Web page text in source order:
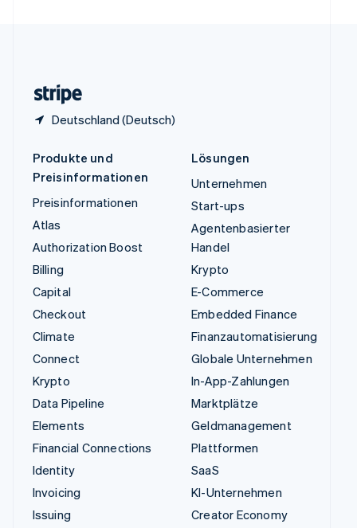
Deutschland (Deutsch)
Produkte und
Preisinformationen
Preisinformationen
Atlas
Authorization Boost
Billing
Capital
Checkout
Climate
Connect
Krypto
Data Pipeline
Elements
Financial Connections
Identity
Invoicing
Issuing
Lösungen
Unternehmen
Start-ups
Agentenbasierter
Handel
Krypto
E-Commerce
Embedded Finance
Finanzautomatisierung
Globale Unternehmen
In-App-Zahlungen
Marktplätze
Geldmanagement
Plattformen
SaaS
KI-Unternehmen
Creator Economy